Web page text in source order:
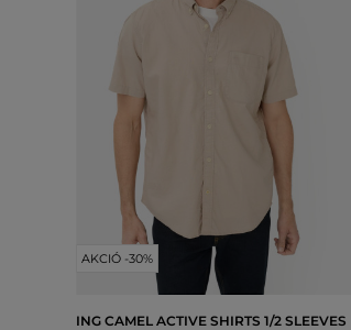
AKCIÓ -30%
ING CAMEL ACTIVE SHIRTS 1/2 SLEEVES